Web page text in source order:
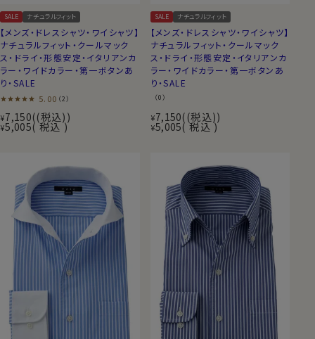
SALE ナチュラルフィット
【メンズ・ドレスシャツ・ワイシャツ】
ナチュラルフィット・クールマック
ス・ドライ・形態安定・イタリアンカ
ラー・ワイドカラー・第一ボタンあ
り・SALE
5.00 （2）
¥7,150 (税込)
¥5,005 税込
SALE ナチュラルフィット
【メンズ・ドレスシャツ・ワイシャツ】
ナチュラルフィット・クールマック
ス・ドライ・形態安定・イタリアンカ
ラー・ワイドカラー・第一ボタンあ
り・SALE
（0）
¥7,150 (税込)
¥5,005 税込